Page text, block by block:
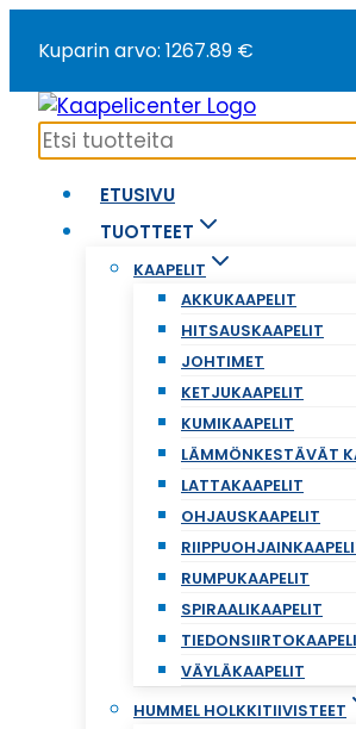
sisältöön
Kuparin arvo: 1267.89 €
ETUSIVU
TUOTTEET
KAAPELIT
AKKUKAAPELIT
HITSAUSKAAPELIT
JOHTIMET
KETJUKAAPELIT
KUMIKAAPELIT
LÄMMÖNKESTÄVÄT
LATTAKAAPELIT
OHJAUSKAAPELIT
RUMPUKAAPELIT
SPIRAALIKAAPELIT
VÄYLÄKAAPELIT
HUMMEL HOLKKITIIVISTEET